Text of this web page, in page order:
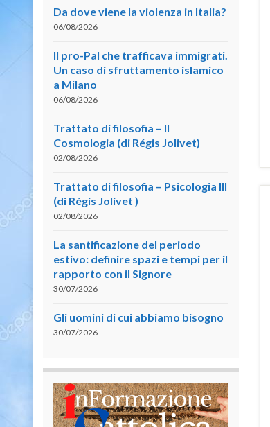
Da dove viene la violenza in Italia?
06/08/2026
Il pro-Pal che trafficava immigrati.
Un caso di sfruttamento islamico
a Milano
06/08/2026
Trattato di filosofia – II
Cosmologia (di Régis Jolivet)
02/08/2026
Trattato di filosofia – Psicologia III
(di Régis Jolivet )
02/08/2026
La santificazione del periodo
estivo: definire spazi e tempi per il
rapporto con il Signore
30/07/2026
Gli uomini di cui abbiamo bisogno
30/07/2026